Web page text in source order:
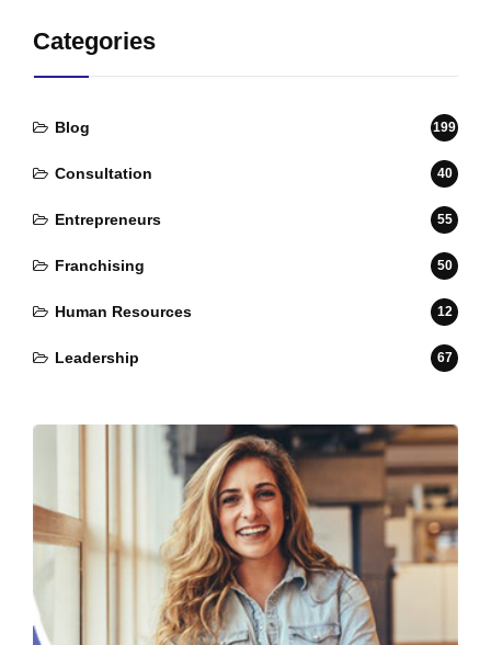
Categories
Blog 199
Consultation 40
Entrepreneurs 55
Franchising 50
Human Resources 12
Leadership 67